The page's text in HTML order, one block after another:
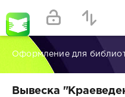
Оформление для
Вывеска